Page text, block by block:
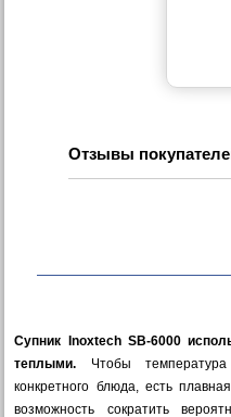
Отзывы
Супник Inoxtech SB-6000
теплыми. Чтобы
конкретного блюда, есть
возможность сократить